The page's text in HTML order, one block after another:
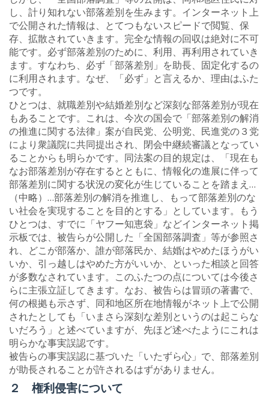
し、計り知れない部落差別を生みます。インターネット上
で公開された情報は、とてつもないスピードで閲覧、保
存、拡散されていきます。完全な情報の回収は絶対に不可
能です。必ず部落差別のために、利用、再利用されていき
ます。すなわち、必ず「部落差別」を助長、固定化するの
に利用されます。なぜ、「必ず」と言えるか、理由はふた
つです。
ひとつは、就職差別や結婚差別など深刻な部落差別が現在
もあることです。これは、今次の国会で「部落差別の解消
の推進に関する法律」案が自民党、公明党、民進党の３党
により衆議院に共同提出され、閉会中継続審議となってい
ることからも明らかです。同法案の目的規定は、「現在も
なお部落差別が存在するとともに、情報化の進展に伴って
部落差別に関する状況の変化が生じていることを踏まえ…
（中略）…部落差別の解消を推進し、もって部落差別のな
い社会を実現することを目的とする」としています。もう
ひとつは、すでに「ヤフー知恵袋」などインターネット掲
示板では、被告らが公開した「全国部落調査」等が参照さ
れ、どこが部落か、誰が部落民か、結婚はやめたほうがい
いか、引っ越しはやめた方がいいか、といった相談と回答
が多数なされています。このふたつの点については今後さ
らに主張立証してきます。なお、被告らは冒頭の著書で、
何の根拠も示さず、同和地区所在地情報がネット上で公開
されたとしても「いまさら深刻な差別というのは起こらな
いだろう」と述べていますが、先ほど述べたようにこれは
明らかな事実誤認です。
被告らの事実誤認に基づいた「いたずら心」で、部落差別
が助長されることが許されるはずがありません。
２ 権利侵害について